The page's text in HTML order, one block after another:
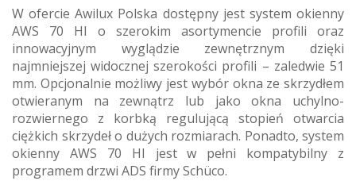
W ofercie Awilux Polska dostępny jest system okienny
AWS 70 HI o szerokim asortymencie profili oraz
innowacyjnym wyglądzie zewnętrznym dzięki
najmniejszej widocznej szerokości profili – zaledwie 51
mm. Opcjonalnie możliwy jest wybór okna ze skrzydłem
otwieranym na zewnątrz lub jako okna uchylno-
rozwiernego z korbką regulującą stopień otwarcia
ciężkich skrzydeł o dużych rozmiarach. Ponadto, system
okienny AWS 70 HI jest w pełni kompatybilny z
programem drzwi ADS firmy Schüco.